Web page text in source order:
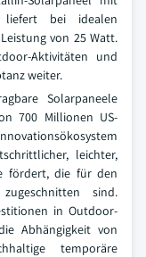
bei idealen
von 25 Watt.
Aktivitäten und
weiter.
Solarpaneele
700 Millionen US-
leichter,
fördert, die für den
sind.
in Outdoor-
Abhängigkeit von
temporäre